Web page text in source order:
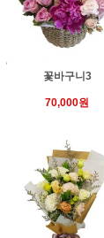
꽃바구니3
70,000원